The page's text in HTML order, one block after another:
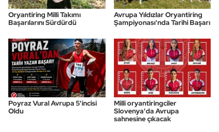
Oryantiring Milli Takımı
Başarılarını Sürdürdü
Avrupa Yıldızlar Oryantiring
Şampiyonası'nda Tarihi Başarı
Poyraz Vural Avrupa 5'incisi
Oldu
Milli oryantiringciler
Slovenya'da Avrupa
sahnesine çıkacak